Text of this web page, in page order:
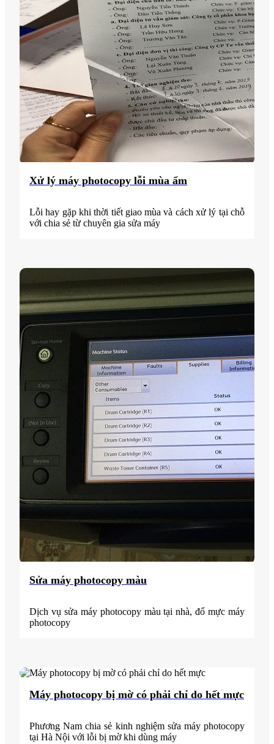
Xử lý máy photocopy lỗi mùa ẩm
Lỗi hay gặp khi thời tiết giao mùa và cách xử lý tại chỗ
với chia sẻ từ chuyên gia sửa máy
Sửa máy photocopy màu
Dịch vụ sửa máy photocopy màu tại nhà, đổ mực máy
photocopy
Máy photocopy bị mờ có phải chỉ do hết mực
Phương Nam chia sẻ kinh nghiệm sửa máy photocopy
tại Hà Nội với lỗi bị mờ khi dùng máy